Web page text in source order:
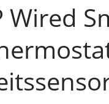
Wired